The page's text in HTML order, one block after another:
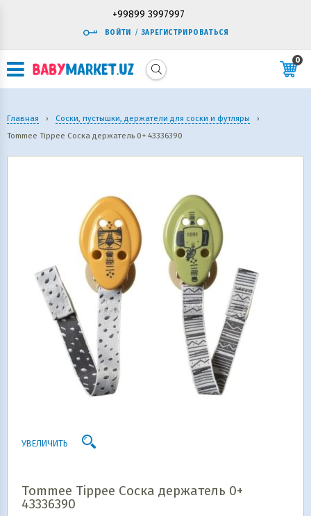
+99899 3997997
ВОЙТИ / ЗАРЕГИСТРИРОВАТЬСЯ
0
Главная › Соски, пустышки, держатели для соски и футляры
›
Tommee Tippee Соска держатель 0+ 43336390
УВЕЛИЧИТЬ
Tommee Tippee Соска держатель 0+
43336390